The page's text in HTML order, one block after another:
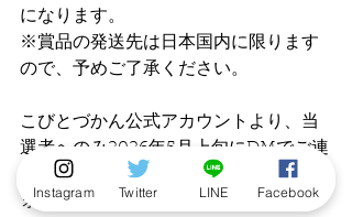
になります。
※賞品の発送先は日本国内に限ります
ので、予めご了承ください。
こびとづかん公式アカウントより、当
選者へのみ2026年5月上旬にDMでご連
絡いたしますので、応募された方はフ
ォローを外さないようお願いいたしま
Instagram Twitter LINE Facebook